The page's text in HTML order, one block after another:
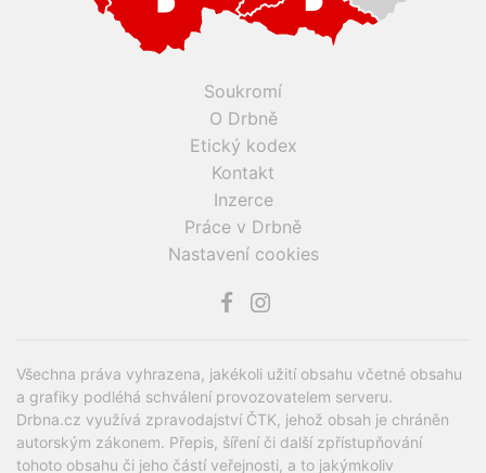
Soukromí
O Drbně
Etický kodex
Kontakt
Inzerce
Práce v Drbně
Nastavení cookies
Všechna práva vyhrazena, jakékoli užití obsahu včetné obsahu
a grafiky podléhá schválení provozovatelem serveru.
Drbna.cz využívá zpravodajství ČTK, jehož obsah je chráněn
autorským zákonem. Přepis, šíření či další zpřístupňování
tohoto obsahu či jeho částí veřejnosti, a to jakýmkoliv